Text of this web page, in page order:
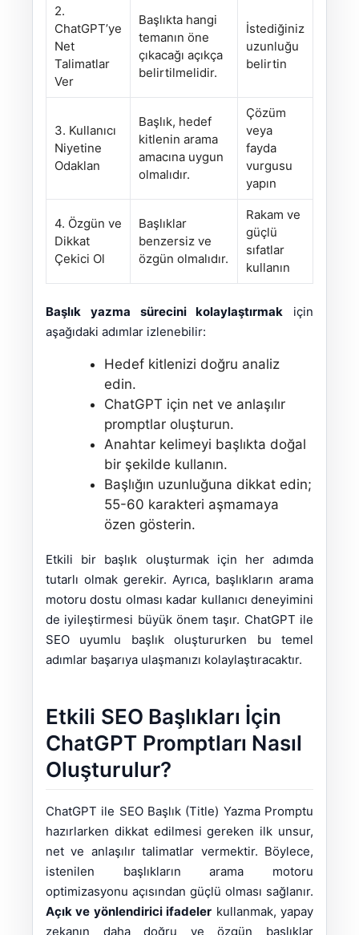
2.
ChatGPT’ye
Net
Talimatlar
Ver
Başlıkta hangi
temanın öne
çıkacağı açıkça
belirtilmelidir.
İstediğiniz
uzunluğu
belirtin
3. Kullanıcı
Niyetine
Odaklan
Başlık, hedef
kitlenin arama
amacına uygun
olmalıdır.
Çözüm
veya
fayda
vurgusu
yapın
4. Özgün ve
Dikkat
Çekici Ol
Başlıklar
benzersiz ve
özgün olmalıdır.
Rakam ve
güçlü
sıfatlar
kullanın
Başlık yazma sürecini kolaylaştırmak için
aşağıdaki adımlar izlenebilir:
Hedef kitlenizi doğru analiz
edin.
ChatGPT için net ve anlaşılır
promptlar oluşturun.
Anahtar kelimeyi başlıkta doğal
bir şekilde kullanın.
Başlığın uzunluğuna dikkat edin;
55-60 karakteri aşmamaya
özen gösterin.
Etkili bir başlık oluşturmak için her adımda
tutarlı olmak gerekir. Ayrıca, başlıkların arama
motoru dostu olması kadar kullanıcı deneyimini
de iyileştirmesi büyük önem taşır. ChatGPT ile
SEO uyumlu başlık oluştururken bu temel
adımlar başarıya ulaşmanızı kolaylaştıracaktır.
Etkili SEO Başlıkları İçin
ChatGPT Promptları Nasıl
Oluşturulur?
ChatGPT ile SEO Başlık (Title) Yazma Promptu
hazırlarken dikkat edilmesi gereken ilk unsur,
net ve anlaşılır talimatlar vermektir. Böylece,
istenilen başlıkların arama motoru
optimizasyonu açısından güçlü olması sağlanır.
Açık ve yönlendirici ifadeler kullanmak, yapay
zekanın daha doğru ve özgün başlıklar